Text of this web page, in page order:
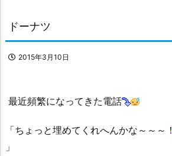
ドーナツ
2015年3月10日
最近頻繁になってきた電話
「ちょっと埋めてくれへんかな～～～！
」